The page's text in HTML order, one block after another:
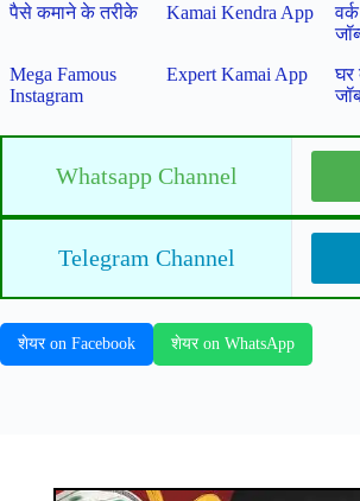
पैसे कमाने के तरीके
Kamai Kendra App
Mega Famous
Instagram
Expert Kamai App
घर
Whatsapp Channel
Telegram Channel
शेयर on Facebook शेयर on WhatsApp